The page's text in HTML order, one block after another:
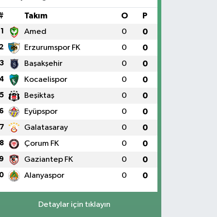
Takım O P
1 Amed 0 0
Erzurumspor FK 0 0
3 Başakşehir 0 0
Kocaelispor 0 0
5 Beşiktaş 0 0
Eyüpspor 0 0
7 Galatasaray 0 0
8 Çorum FK 0 0
Gaziantep FK 0 0
Alanyaspor 0 0
Detaylar için tıklayın